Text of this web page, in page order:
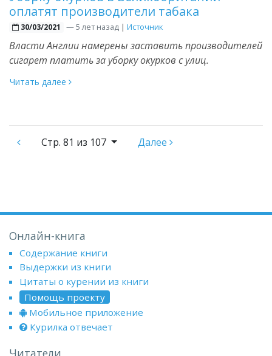
оплатят производители табака
30/03/2021 —5 лет назад | Источник
Власти Англии намерены заставить производителей
сигарет платить за уборку окурков с улиц.
Читать далее
Стр. 81 из 107 Далее
Онлайн-книга
Содержание книги
Выдержки из книги
Цитаты о курении из книги
Помощь проекту
Мобильное приложение
Курилка отвечает
Читатели